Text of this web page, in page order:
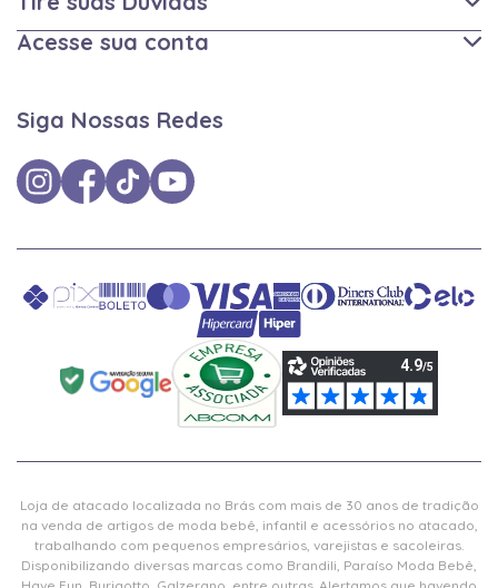
Acesse sua conta
Siga Nossas Redes
Loja de atacado localizada no Brás com mais de 30 anos de tradição
na venda de artigos de moda bebê, infantil e acessórios no atacado,
trabalhando com pequenos empresários, varejistas e sacoleiras.
Disponibilizando diversas marcas como Brandili, Paraíso Moda Bebê,